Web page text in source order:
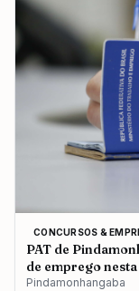
CONCURSOS &
PAT de
de emprego
Pindamonhangaba